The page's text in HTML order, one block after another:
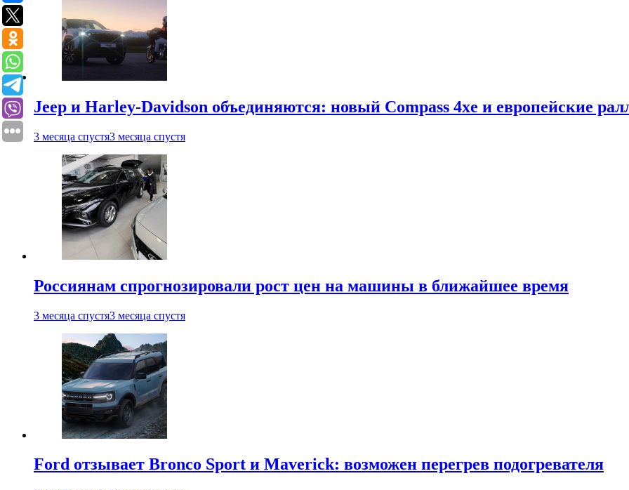
Jeep и Harley-Davidson объединяются: новый Compass 4xe и европейские
3 месяца спустя3 месяца спустя
Россиянам спрогнозировали рост цен на машины в ближайшее время
3 месяца спустя3 месяца спустя
Ford отзывает Bronco Sport и Maverick: возможен перегрев подогревателя